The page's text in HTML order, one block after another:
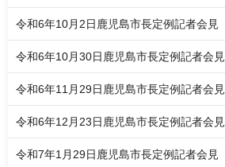
令和6年10月2日鹿児島市長定例記者会見
令和6年10月30日鹿児島市長定例記者会見
令和6年11月29日鹿児島市長定例記者会見
令和6年12月23日鹿児島市長定例記者会見
令和7年1月29日鹿児島市長定例記者会見